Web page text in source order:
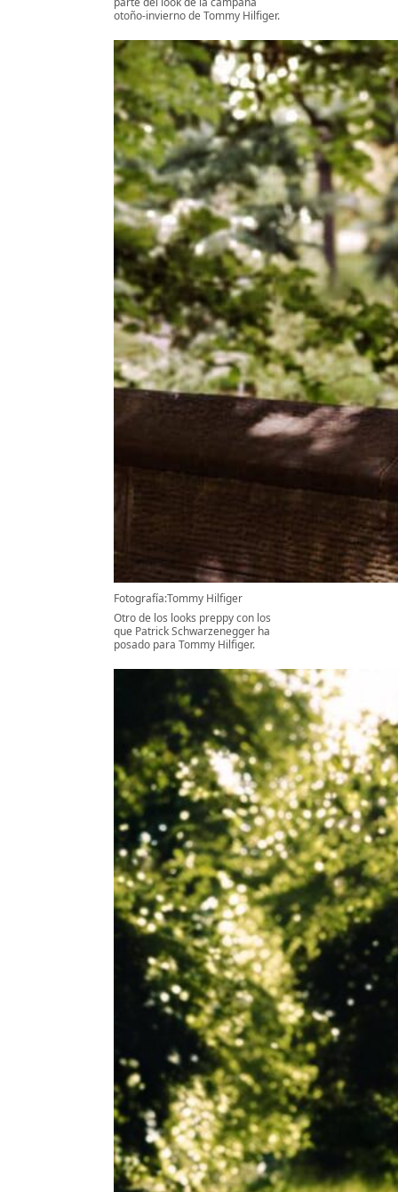
otoño-invierno de Tommy Hilfiger.
Fotografía:Tommy Hilfiger
Otro de los looks preppy con los
que Patrick Schwarzenegger ha
posado para Tommy Hilfiger.